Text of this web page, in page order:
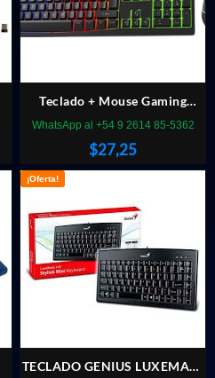
Teclado + Mouse Gaming
XTECH ANTEC XTK-531S
$27,25
WhatsApp al +54 9 2614 85-5362
¡Oferta!
TECLADO GENIUS LUXEMATE